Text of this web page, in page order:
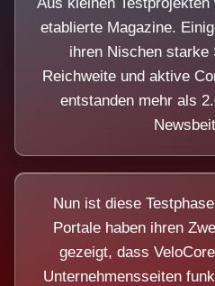
etablierte Magazine.
ihren Nischen starke
Reichweite und aktive
entstanden mehr als
Nun ist diese
Portale haben ihren
gezeigt, dass
Unternehmensseiten